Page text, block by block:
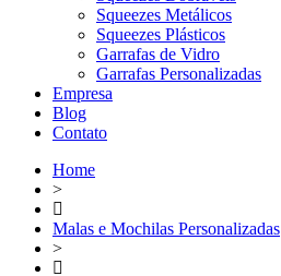
Squeezes Metálicos
Squeezes Plásticos
Garrafas de Vidro
Garrafas Personalizadas
Empresa
Blog
Contato
Home
>
Malas e Mochilas Personalizadas
>